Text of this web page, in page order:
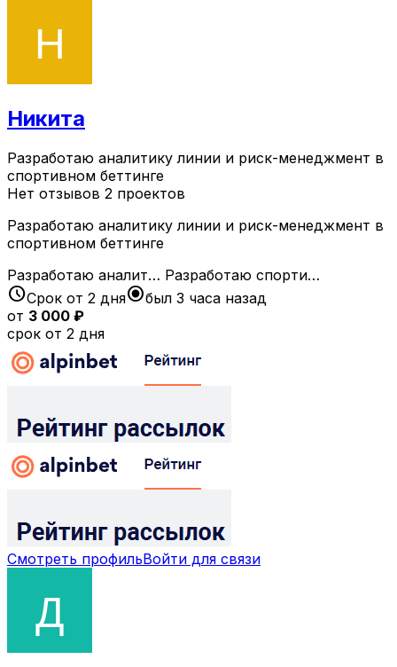
Никита
Разработаю аналитику линии и риск-менеджмент в
спортивном беттинге
Нет отзывов 2 проектов
Разработаю аналитику линии и риск-менеджмент в
спортивном беттинге
Разработаю аналит… Разработаю спорти…
scheduleСрок от 2 дняradio_button_checkedбыл 3 часа назад
от 3 000 ₽
срок от 2 дня
Смотреть профильВойти для связи